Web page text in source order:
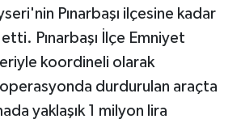
Pınarbaşı ilçesine kadar
Pınarbaşı İlçe Emniyet
koordineli olarak
durdurulan araçta
yaklaşık 1 milyon lira